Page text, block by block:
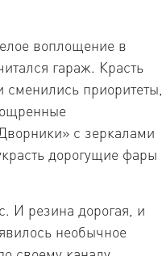
воплощение в
гараж. Красть
приоритеты,
с зеркалами
дорогущие фары
И резина дорогая, и
необычное